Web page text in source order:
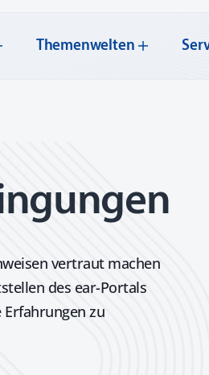
Themenwelten
vertraut machen
des ear-Portals
zu